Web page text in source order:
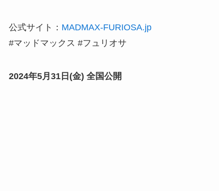
公式サイト： MADMAX-FURIOSA.jp
#マッドマックス #フュリオサ
2024年5月31日(金) 全国公開